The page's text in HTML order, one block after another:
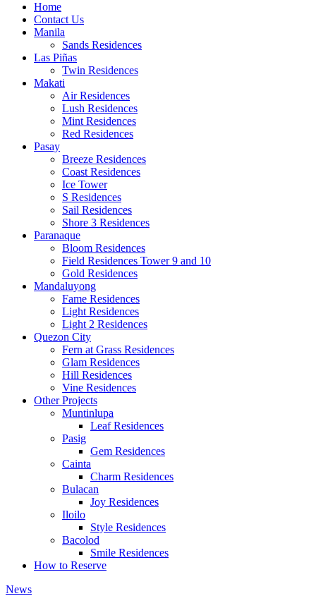
Home
Contact Us
Manila
Sands Residences
Las Piñas
Twin Residences
Makati
Air Residences
Lush Residences
Mint Residences
Red Residences
Pasay
Breeze Residences
Coast Residences
Ice Tower
S Residences
Sail Residences
Shore 3 Residences
Paranaque
Bloom Residences
Field Residences Tower 9 and 10
Gold Residences
Mandaluyong
Fame Residences
Light Residences
Light 2 Residences
Quezon City
Fern at Grass Residences
Glam Residences
Hill Residences
Vine Residences
Other Projects
Muntinlupa
Leaf Residences
Pasig
Gem Residences
Cainta
Charm Residences
Bulacan
Joy Residences
Iloilo
Style Residences
Bacolod
Smile Residences
How to Reserve
News